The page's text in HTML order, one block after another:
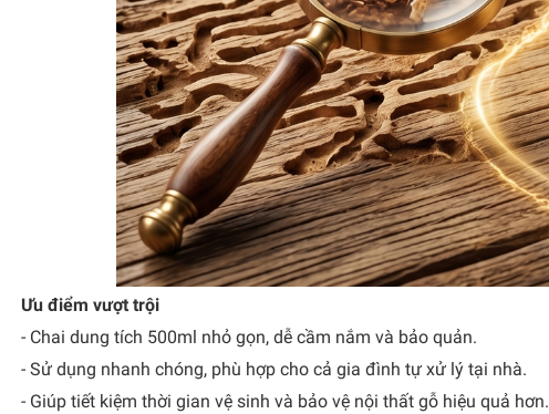
Ưu điểm vượt trội
- Chai dung tích 500ml nhỏ gọn, dễ cầm nắm và bảo quản.
- Sử dụng nhanh chóng, phù hợp cho cả gia đình tự xử lý tại nhà.
- Giúp tiết kiệm thời gian vệ sinh và bảo vệ nội thất gỗ hiệu quả hơn.